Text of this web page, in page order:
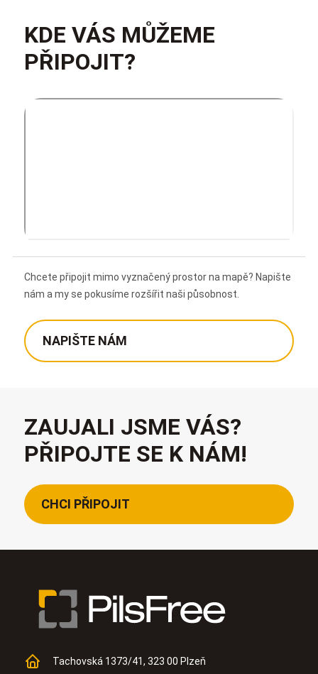
KDE VÁS MŮŽEME
PŘIPOJIT?
Chcete připojit mimo vyznačený prostor na mapě? Napište
nám a my se pokusíme rozšířit naši působnost.
NAPIŠTE NÁM
ZAUJALI JSME VÁS?
PŘIPOJTE SE K NÁM!
CHCI PŘIPOJIT
Tachovská 1373/41, 323 00 Plzeň